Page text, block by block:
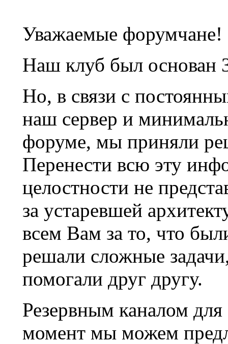
Уважаемые форумчане!
Наш клуб был основан
Но, в связи с
наш сервер и
форуме, мы приняли
Перенести всю эту
целостности не
за устаревшей
всем Вам за то, что
решали сложные
помогали друг другу.
Резервным каналом
момент мы можем